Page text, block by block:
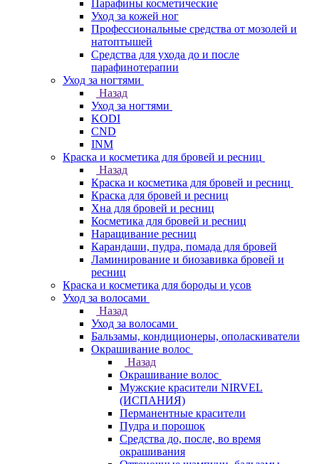
Парафины косметические
Уход за кожей ног
Профессиональные средства от мозолей и
натоптышей
Средства для ухода до и после
парафинотерапии
Уход за ногтями
Назад
Уход за ногтями
KODI
CND
INM
Краска и косметика для бровей и ресниц
Назад
Краска и косметика для бровей и ресниц
Краска для бровей и ресниц
Хна для бровей и ресниц
Косметика для бровей и ресниц
Наращивание ресниц
Карандаши, пудра, помада для бровей
Ламинирование и биозавивка бровей и
ресниц
Краска и косметика для бороды и усов
Уход за волосами
Назад
Уход за волосами
Бальзамы, кондиционеры, ополаскиватели
Окрашивание волос
Назад
Окрашивание волос
Мужские красители NIRVEL
(ИСПАНИЯ)
Перманентные красители
Пудра и порошок
Средства до, после, во время
окрашивания